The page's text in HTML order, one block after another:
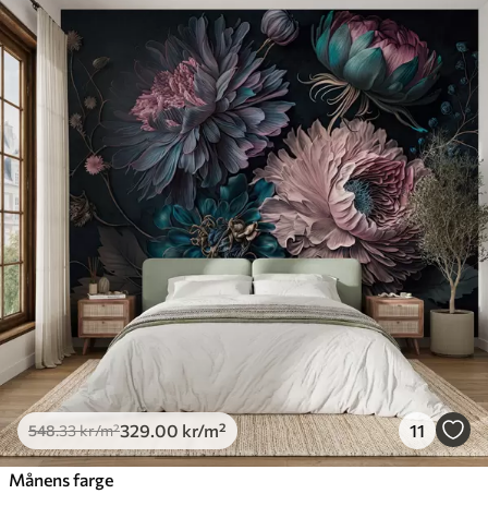
548.33kr/m²329 .00 kr/m² 11
Månens farge